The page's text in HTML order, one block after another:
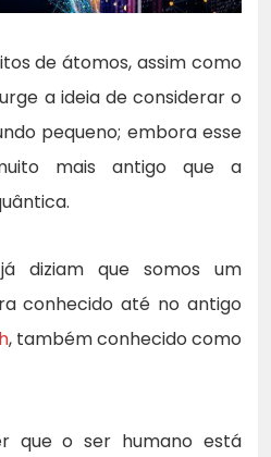
de átomos, assim como
a ideia de considerar o
pequeno; embora esse
mais antigo que a
diziam que somos um
conhecido até no antigo
, também conhecido como
que o ser humano está